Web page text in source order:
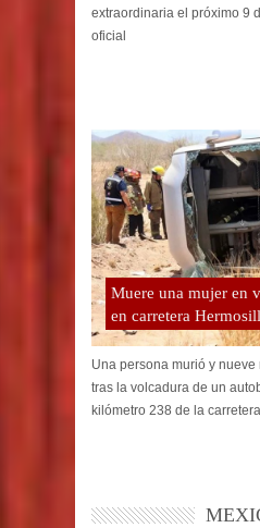
extraordinaria el próximo 9
oficial
Muere una mujer en
en carretera
Una persona murió y
tras la volcadura de un
kilómetro 238 de la